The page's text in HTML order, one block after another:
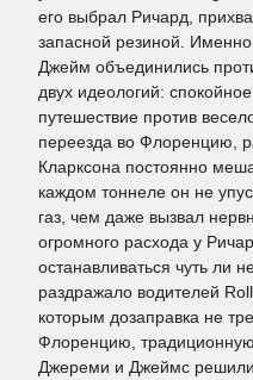
его выбрал Ричард,
запасной резиной.
Джейм объединились
двух идеологий:
путешествие против
переезда во Флоренцию,
Кларксона постоянно
каждом тоннеле он не
газ, чем даже вызвал
огромного расхода у
останавливаться чуть ли
раздражало водителей
которым дозаправка не
Флоренцию, традиционную
Джереми и Джеймс решили